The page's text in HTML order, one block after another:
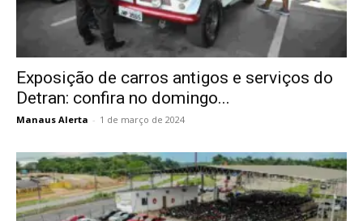
Exposição de carros antigos e serviços do
Detran: confira no domingo...
Manaus Alerta - 1 de março de 2024